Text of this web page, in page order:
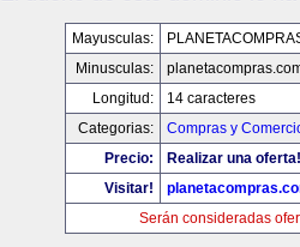
Mayusculas:
Minusculas:
Longitud:
14 caracteres
Categorias:
Compras y
Precio:
Realizar una oferta!
Visitar!
Serán consideradas